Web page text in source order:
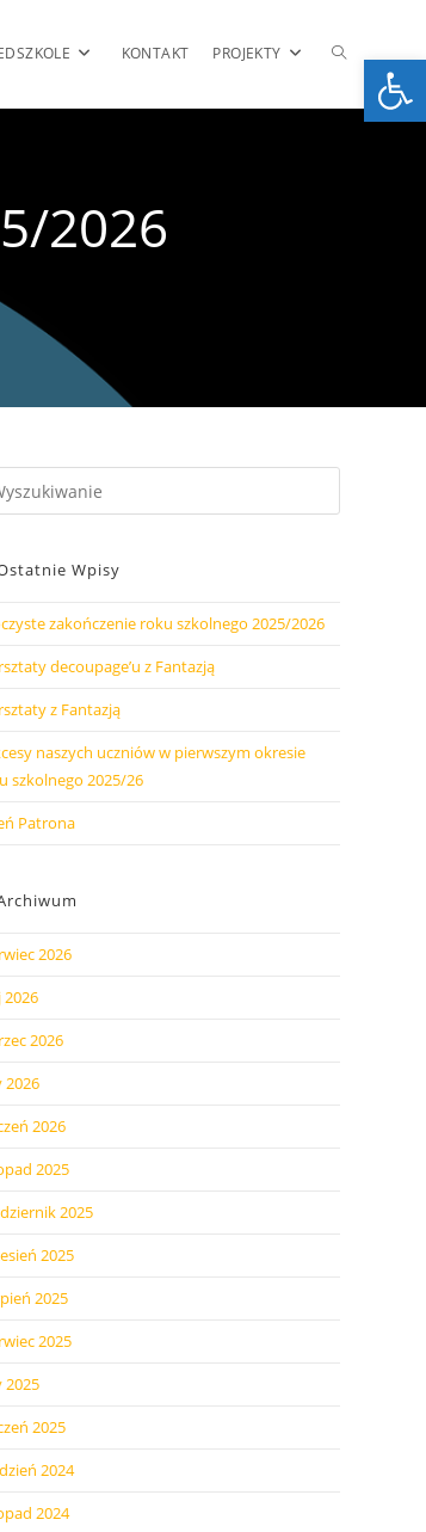
KONTAKT PROJEKTY TOGGLE
2026
Wpisy
zakończenie roku szkolnego 2025/2026
decoupage’u z Fantazją
z Fantazją
naszych uczniów w pierwszym okresie
szkolnego 2025/26
Patrona
2026
2026
2026
2026
2026
2025
2025
2025
2025
2025
2025
2025
2024
2024